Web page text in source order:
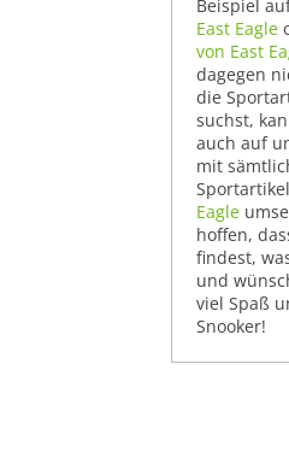
Beispiel
East Eagle
von East
dagegen
die
suchst,
auch auf
mit
Eagle
hoffen,
findest,
und
viel Spaß
Snooker!